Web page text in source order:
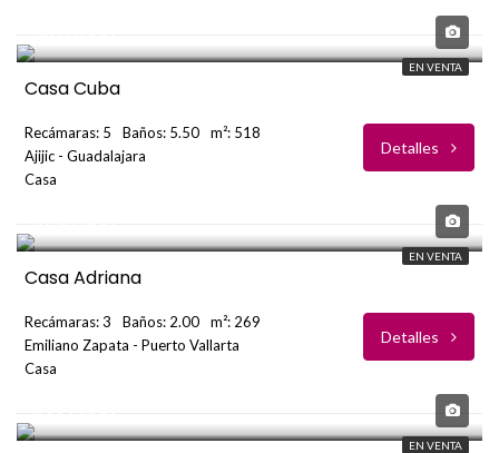
EN VENTA
Casa Cuba
Recámaras: 5 Baños: 5.50
m²: 518
Ajijic - Guadalajara
Casa
Detalles
EN VENTA
Casa Adriana
Recámaras: 3 Baños: 2.00
m²: 269
Emiliano Zapata - Puerto Vallarta
Casa
Detalles
EN VENTA